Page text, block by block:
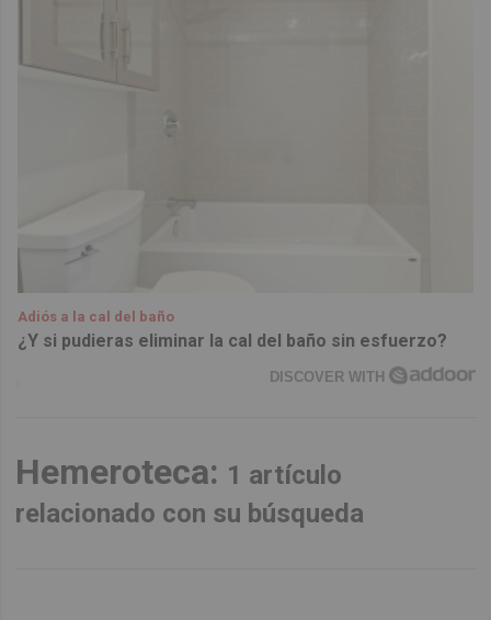
Adiós a la cal del baño
¿Y si pudieras eliminar la cal del baño sin esfuerzo?
DISCOVER WITH
Hemeroteca: 1 artículo
relacionado con su búsqueda